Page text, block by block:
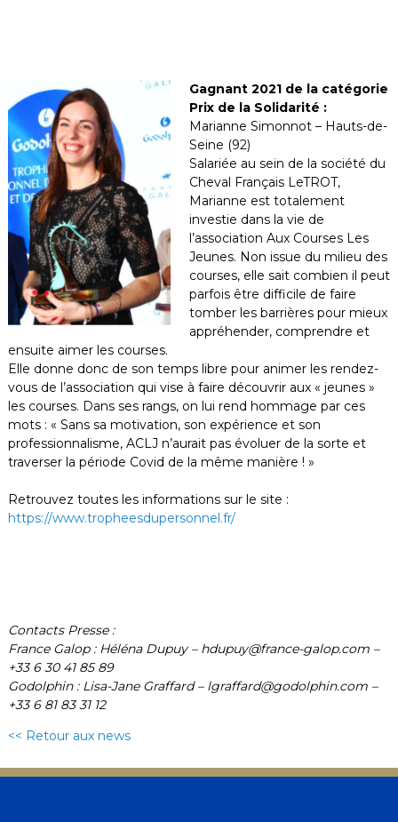
Gagnant 2021 de la catégorie
Prix de la Solidarité :
Marianne Simonnot – Hauts-de-
Seine (92)
Salariée au sein de la société du
Cheval Français LeTROT,
Marianne est totalement
investie dans la vie de
l’association Aux Courses Les
Jeunes. Non issue du milieu des
courses, elle sait combien il peut
parfois être difficile de faire
tomber les barrières pour mieux
appréhender, comprendre et
ensuite aimer les courses.
Elle donne donc de son temps libre pour animer les rendez-
vous de l’association qui vise à faire découvrir aux « jeunes »
les courses. Dans ses rangs, on lui rend hommage par ces
mots : « Sans sa motivation, son expérience et son
professionnalisme, ACLJ n’aurait pas évoluer de la sorte et
traverser la période Covid de la même manière ! »
Retrouvez toutes les informations sur le site :
https://www.tropheesdupersonnel.fr/
Contacts Presse :
France Galop : Héléna Dupuy – hdupuy@france-galop.com –
+33 6 30 41 85 89
Godolphin : Lisa-Jane Graffard – lgraffard@godolphin.com –
+33 6 81 83 31 12
<< Retour aux news